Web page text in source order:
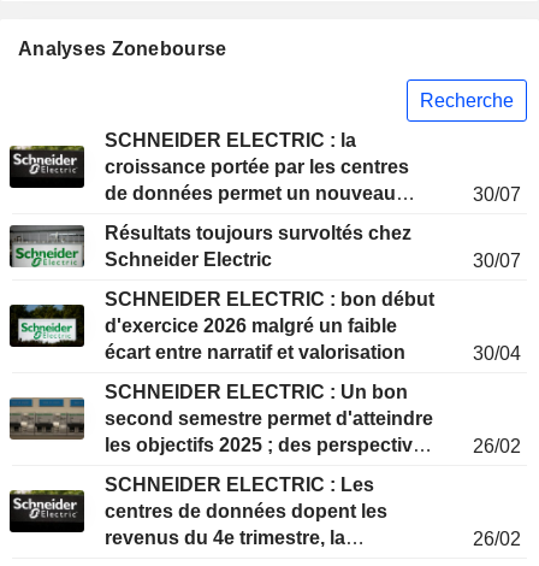
Analyses Zonebourse
Recherche
SCHNEIDER ELECTRIC : la
croissance portée par les centres
de données permet un nouveau
relèvement des objectifs ;
Schneider reste relativement mieux
positionné
30/07
Résultats toujours survoltés chez
Schneider Electric
30/07
SCHNEIDER ELECTRIC : bon début
d'exercice 2026 malgré un faible
écart entre narratif et valorisation
30/04
SCHNEIDER ELECTRIC : Un bon
second semestre permet d'atteindre
les objectifs 2025 ; des perspectives
valorisations raisonnables
26/02
SCHNEIDER ELECTRIC : Les
centres de données dopent les
revenus du 4e trimestre, la
26/02